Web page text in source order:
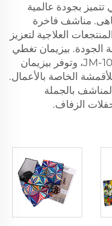
تتميز بجودة عالمية
مناشف فاخرة
العلاجية لتعزيز
الجودة. بيزيمان تغطي
احتياجاتك من المناشف الكبيرة JM-1022D، وتوفر بيزيمان
الخاصة بالأعمال.
بالجملة
الزفاف.